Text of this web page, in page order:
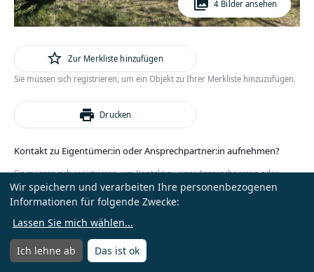
Menü öffnen
photo_library 4 Bilder ansehen
star_outline Zur Merkliste hinzufügen
Sie müssen sich registrieren, um ein Objekt zu Ihrer Merkliste hinzuzufügen.
print Drucken
Kontakt zu Eigentümer:in oder Ansprechpartner:in aufnehmen?
Sie müssen sich registrieren, um Kontakt zu einer Ansprechperson oder
Eigentümer:in zu erhalten.
Anmelden oder
Wir speichern und verarbeiten Ihre personenbezogenen
Informationen für folgende Zwecke:
Lassen Sie mich wählen...
Ich lehne ab Das ist ok